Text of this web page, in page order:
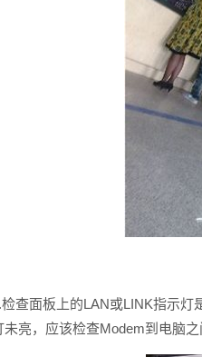
面板上的LAN或LINK指示灯
亮，应该检查Modem到电脑之